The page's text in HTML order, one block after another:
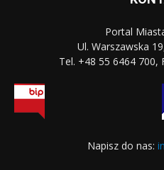
Portal
Ul. Warszawska
Tel. +48 55 6464 700,
Napisz do nas: